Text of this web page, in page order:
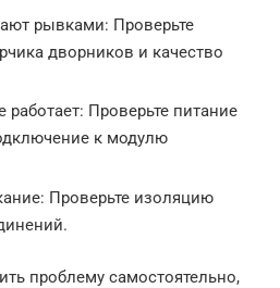
рывками: Проверьте
дворников и качество
Проверьте питание
к модулю
Проверьте изоляцию
проблему самостоятельно,